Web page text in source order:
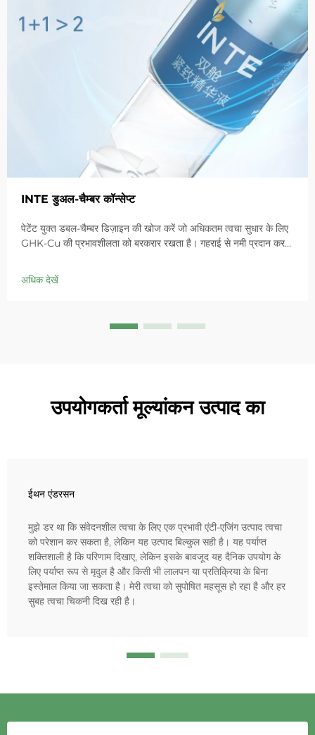
INTE डुअल-चैम्बर कॉन्सेप्ट
पेटेंट युक्त डबल-चैम्बर डिज़ाइन की खोज करें जो अधिकतम त्वचा सुधार के लिए
GHK-Cu की प्रभावशीलता को बरकरार रखता है। गहराई से नमी प्रदान करता
आज ही 'स्मॉल ब्लू चैम्बर' समाधान आजमाएं।
अधिक देखें
उपयोगकर्ता मूल्यांकन उत्पाद का
ईथन एंडरसन
मुझे डर था कि संवेदनशील त्वचा के लिए एक प्रभावी एंटी-एजिंग उत्पाद त्वचा
को परेशान कर सकता है, लेकिन यह उत्पाद बिल्कुल सही है। यह पर्याप्त
शक्तिशाली है कि परिणाम दिखाए, लेकिन इसके बावजूद यह दैनिक उपयोग के
लिए पर्याप्त रूप से मृदुल है और किसी भी लालपन या प्रतिक्रिया के बिना
इस्तेमाल किया जा सकता है। मेरी त्वचा को सुपोषित महसूस हो रहा है और हर
सुबह त्वचा चिकनी दिख रही है।